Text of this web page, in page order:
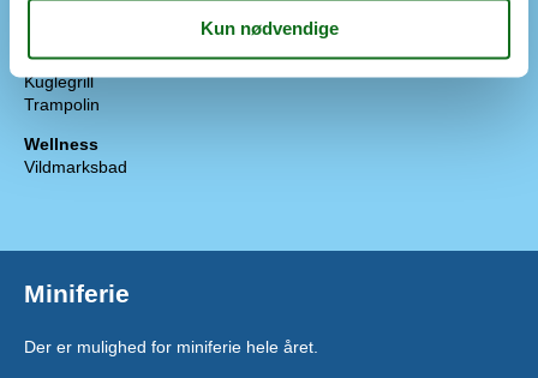
Indhegnet grund
Kuglegrill
Trampolin
Wellness
Vildmarksbad
Miniferie
Der er mulighed for miniferie hele året.